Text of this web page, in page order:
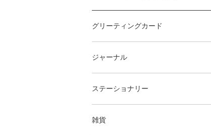
グリーティングカード
ジャーナル
ステーショナリー
雑貨